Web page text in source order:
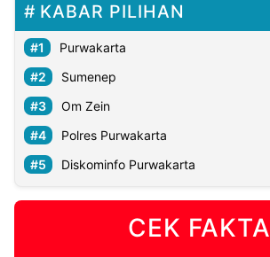
KABAR PILIHAN
Purwakarta
Sumenep
Om Zein
Polres Purwakarta
Diskominfo Purwakarta
CEK FAKTA